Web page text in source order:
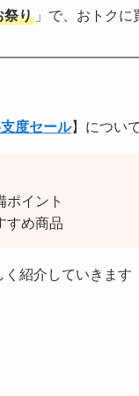
祭り 」で、おトク
度セール】について
ポイント
すめ商品
紹介していきます